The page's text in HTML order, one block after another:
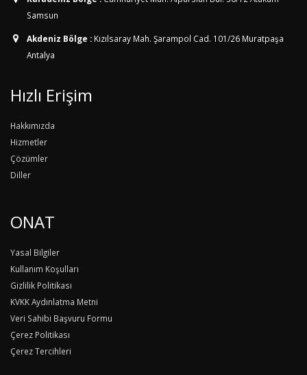
Samsun
Akdeniz Bölge : Kızılsaray Mah. Şarampol Cad. 101/26 Muratpaşa
Antalya
Hızlı Erişim
Hakkımızda
Hizmetler
Çözümler
Diller
ONAT
Yasal Bilgiler
Kullanım Koşulları
Gizlilik Politikası
KVKK Aydınlatma Metni
Veri Sahibi Başvuru Formu
Çerez Politikası
Çerez Tercihleri